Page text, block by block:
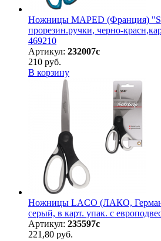
Ножницы MAPED (Франция)
прорезин.ручки, черно-
469210
Артикул: 232007с
210 руб.
В корзину
Ножницы LACO (ЛАКО,
серый, в карт. упак. с
Артикул: 235597с
221,80 руб.